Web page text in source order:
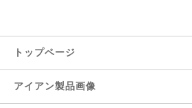
トップページ
アイアン製品画像